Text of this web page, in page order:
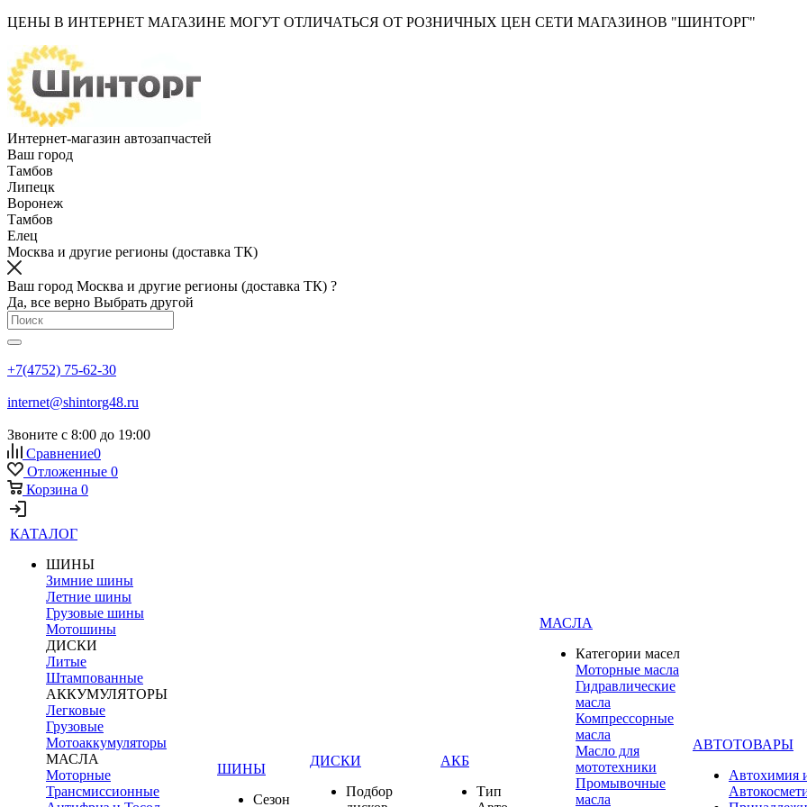
ЦЕНЫ В ИНТЕРНЕТ МАГАЗИНЕ МОГУТ ОТЛИЧАТЬСЯ ОТ РОЗНИЧНЫХ ЦЕН СЕТИ МАГАЗИНОВ "ШИНТОРГ"
Интернет-магазин автозапчастей
Ваш город
Тамбов
Липецк
Воронеж
Тамбов
Елец
Москва и другие регионы (доставка ТК)
Ваш город Москва и другие регионы (доставка ТК) ?
Да, все верно Выбрать другой
+7(4752) 75-62-30
internet@shintorg48.ru
Звоните с 8:00 до 19:00
Сравнение0
Отложенные 0
Корзина 0
КАТАЛОГ
ШИНЫ
Зимние шины
Летние шины
Грузовые шины
Мотошины
ДИСКИ
Литые
Штампованные
АККУМУЛЯТОРЫ
Легковые
Грузовые
Мотоаккумуляторы
МАСЛА
Моторные
Трансмиссионные
ШИНЫ
Сезон
ДИСКИ
Подбор
АКБ
Тип
МАСЛА
Категории масел
Моторные масла
Гидравлические
масла
Компрессорные
масла
Масло для
мототехники
Промывочные
масла
АВТОТОВАРЫ
Автохимия